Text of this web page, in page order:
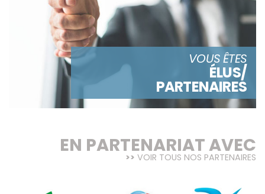
VOUS ÊTES
ÉLUS/
PARTENAIRES
EN PARTENARIAT AVEC
VOIR TOUS NOS PARTENAIRES